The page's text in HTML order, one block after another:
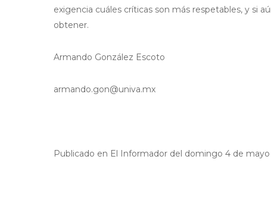
exigencia cuáles críticas son más respetables, y si
obtener.
Armando González Escoto
armando.gon@univa.mx
Publicado en El Informador del domingo 4 de mayo